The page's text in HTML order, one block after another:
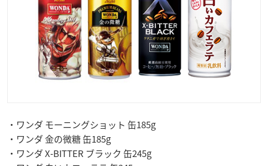
・ワンダ モーニングショット 缶185g
・ワンダ 金の微糖 缶185g
・ワンダ X‐BITTER ブラック 缶245g